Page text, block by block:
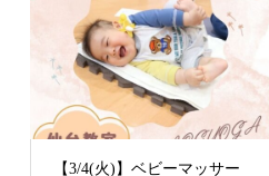
【3/4(火)】ベビーマッサー